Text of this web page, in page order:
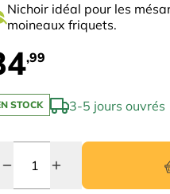
Nichoir idéal pour les
moineaux friquets.
,99
STOCK 3-5 jours ouvrés